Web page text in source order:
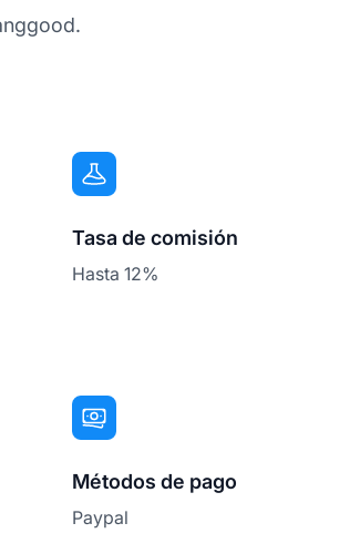
Tasa de comisión
Hasta 12%
Métodos de pago
Paypal